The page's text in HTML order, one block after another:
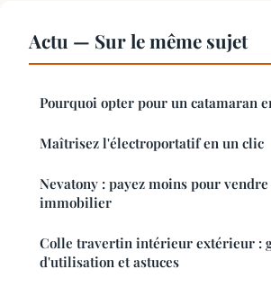
Actu — Sur le même sujet
Pourquoi opter pour un catamaran
Maîtrisez l'électroportatif en un clic
Nevatony : payez moins pour
immobilier
Colle travertin intérieur extérieur :
d'utilisation et astuces